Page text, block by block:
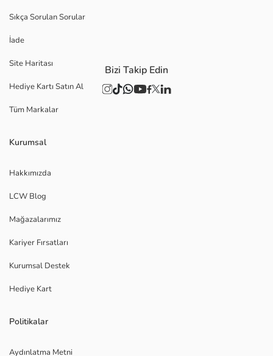
Sıkça Sorulan Sorular
İade
Site Haritası
Hediye Kartı Satın Al
Tüm Markalar
Kurumsal
Hakkımızda
LCW Blog
Mağazalarımız
Kariyer Fırsatları
Kurumsal Destek
Hediye Kart
Politikalar
Aydınlatma Metni
Bizi Takip Edin